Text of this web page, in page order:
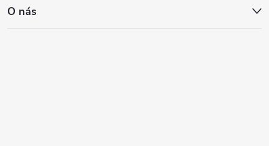
O nás